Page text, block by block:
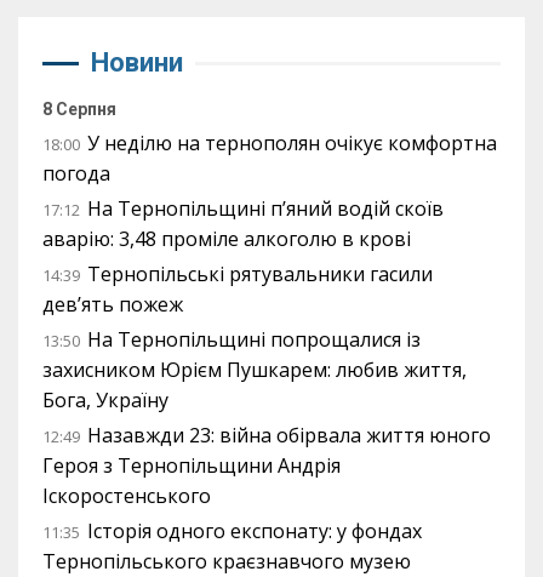
Новини
8 Серпня
18:00 У неділю на тернополян очікує комфортна
погода
17:12 На Тернопільщині п’яний водій скоїв
аварію: 3,48 проміле алкоголю в крові
14:39 Тернопільські рятувальники гасили
дев’ять пожеж
13:50 На Тернопільщині попрощалися із
захисником Юрієм Пушкарем: любив життя,
Бога, Україну
12:49 Назавжди 23: війна обірвала життя юного
Героя з Тернопільщини Андрія
Іскоростенського
11:35 Історія одного експонату: у фондах
Тернопільського краєзнавчого музею